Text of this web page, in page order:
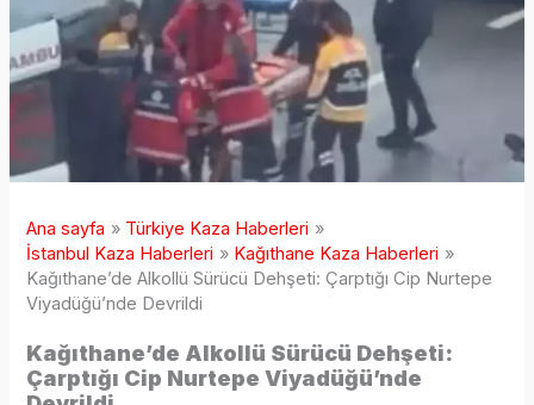
Ana sayfa
Türkiye Kaza Haberleri
İstanbul Kaza Haberleri
Kağıthane Kaza Haberleri
Kağıthane’de Alkollü Sürücü Dehşeti: Çarptığı Cip Nurtepe
Viyadüğü’nde Devrildi
Kağıthane’de Alkollü Sürücü Dehşeti:
Çarptığı Cip Nurtepe Viyadüğü’nde